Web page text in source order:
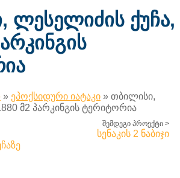
ლესელიძის ქუჩა,
» ეპოქსიდური იატაკი » თბილისი,
მ2 პარკინგის ტერიტორია
შემდეგი პროექტი >
სენაკის 2 ნაბიჯი